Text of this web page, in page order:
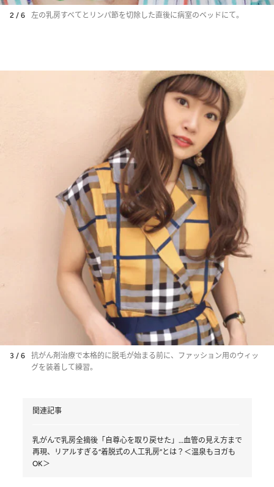
2 / 6 左の乳房すべてとリンパ節を切除した直後に病室のベッドにて。
3 / 6
抗がん剤治療で本格的に脱毛が始まる前に、ファッション用のウィッ
グを装着して練習。
関連記事
乳がんで乳房全摘後「自尊心を取り戻せた」…血管の見え方まで
再現、リアルすぎる“着脱式の人工乳房”とは？＜温泉もヨガも
OK＞